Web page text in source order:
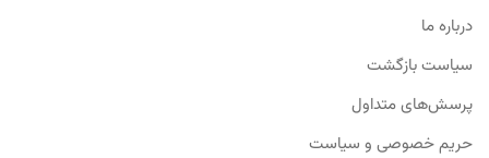
درباره ما
سیاست بازگشت
پرسش‌های متداول
حریم خصوصی و سیاست